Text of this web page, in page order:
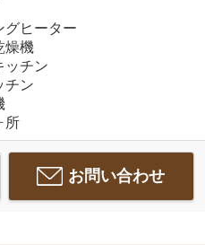
グヒーター
燥機
ッチン
チン
所
お問い合わせ